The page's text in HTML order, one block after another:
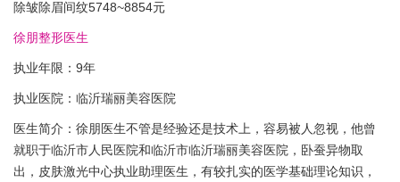
除皱除眉间纹5748~8854元
徐朋整形医生
执业年限：9年
执业医院：临沂瑞丽美容医院
医生简介：徐朋医生不管是经验还是技术上，容易被人忽视，他曾
就职于临沂市人民医院和临沂市临沂瑞丽美容医院，卧蚕异物取
出，皮肤激光中心执业助理医生，有较扎实的医学基础理论知识，